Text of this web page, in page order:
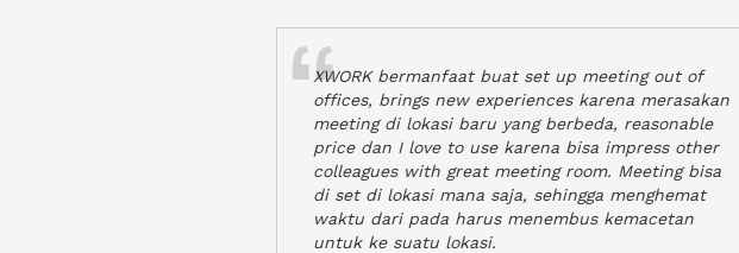
XWORK bermanfaat buat set up meeting out of
offices, brings new experiences karena merasakan
meeting di lokasi baru yang berbeda, reasonable
price dan I love to use karena bisa impress other
colleagues with great meeting room. Meeting bisa
di set di lokasi mana saja, sehingga menghemat
waktu dari pada harus menembus kemacetan
untuk ke suatu lokasi.